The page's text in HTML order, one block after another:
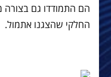
הם התמודדו גם
החלקי שהצגנו אתמול.